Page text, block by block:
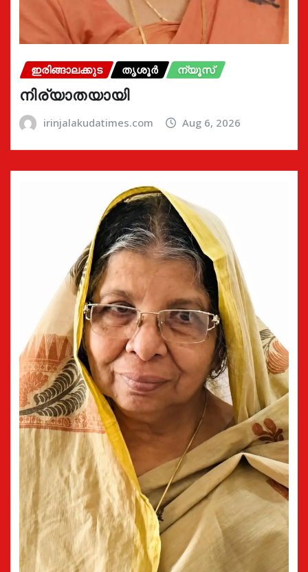
ഇരിങ്ങാലക്കുട തൃശൂർ ന്യൂസ്
നിര്യാതയായി
irinjalakudatimes.com Aug 6, 2026